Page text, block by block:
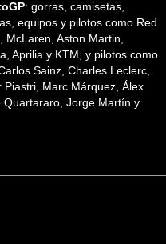
: gorras, camisetas,
equipos y pilotos como Red
McLaren, Aston Martin,
Aprilia y KTM, y pilotos como
Sainz, Charles Leclerc,
Piastri, Marc Márquez, Álex
Quartararo, Jorge Martín y